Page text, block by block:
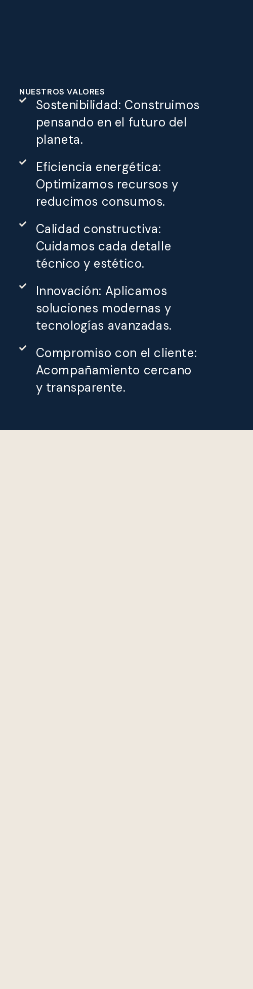
NUESTROS VALORES
Sostenibilidad: Construimos
pensando en el futuro del
planeta.
Eficiencia energética:
Optimizamos recursos y
reducimos consumos.
Calidad constructiva:
Cuidamos cada detalle
técnico y estético.
Innovación: Aplicamos
soluciones modernas y
tecnologías avanzadas.
Compromiso con el cliente:
Acompañamiento cercano
y transparente.